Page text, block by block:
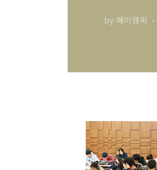
by 에이엠씨